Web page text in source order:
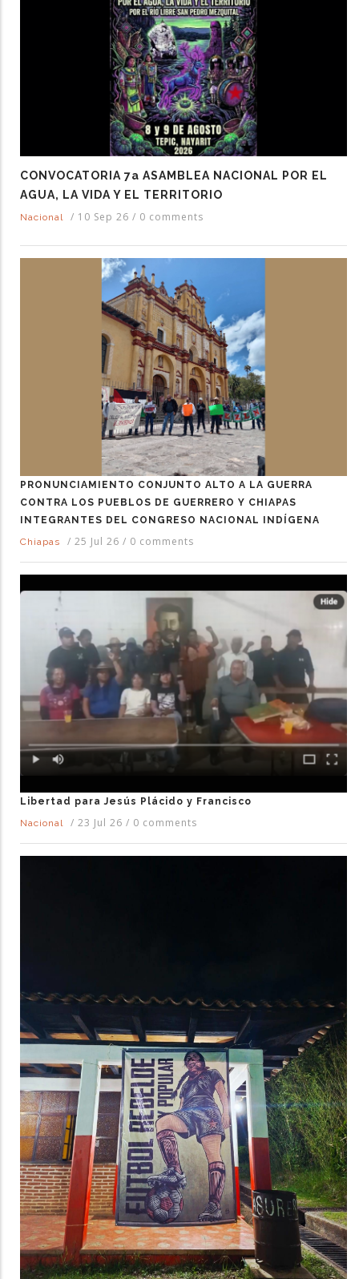
CONVOCATORIA 7a ASAMBLEA NACIONAL POR EL
AGUA, LA VIDA Y EL TERRITORIO
Nacional / 10 Sep 26 / 0 comments
PRONUNCIAMIENTO CONJUNTO ALTO A LA GUERRA
CONTRA LOS PUEBLOS DE GUERRERO Y CHIAPAS
INTEGRANTES DEL CONGRESO NACIONAL INDÍGENA
Chiapas
/ 25 Jul 26 / 0 comments
Libertad para Jesús Plácido y Francisco
Nacional
/ 23 Jul 26 / 0 comments